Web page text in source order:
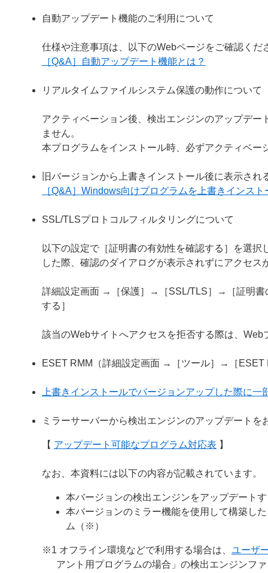
自動アップデート機能のご利用について
仕様や注意事項は、以下のWebページをご確認くだ
［Q&A］自動アップデート機能とは？
リアルタイムファイルシステム保護の動作について
アクティベーション後、検出エンジンのアップデ
ません。
本プログラムをインストール時、必ずアクティベ
旧バージョンから上書きインストール後に表示され
［Q&A］Windows向けプログラムを上書きインス
SSL/TLSプロトコルフィルタリングについて
以下の設定で［証明書の有効性を確認する］を選
した際、確認のダイアログが表示されずにアクセス
詳細設定画面 →［保護］→［SSL/TLS］→［証明書
する］
該当のWebサイトへアクセスを拒否する際は、
ESET RMM（詳細設定画面 →［ツール］→［ESET
上書きインストールでバージョンアップした際に一
ミラーサーバーから検出エンジンのアップデート
【 アップデート可能なプログラム対応表 】
なお、本資料には以下の内容が記載されています。
本バージョンの検出エンジンをアップデート
本バージョンのミラー機能を使用して構築し
ム（※）
※1 オフライン環境などで利用する場合は、 ユーザ
アント用プログラムの場合」の検出エンジンフ